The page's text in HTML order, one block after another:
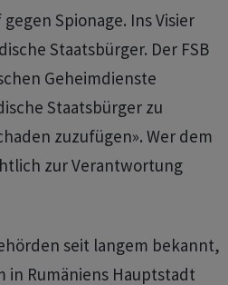
Spionage. Ins Visier
Staatsbürger. Der FSB
Geheimdienste
Staatsbürger zu
zuzufügen». Wer dem
zur Verantwortung
seit langem bekannt,
in Rumäniens Hauptstadt